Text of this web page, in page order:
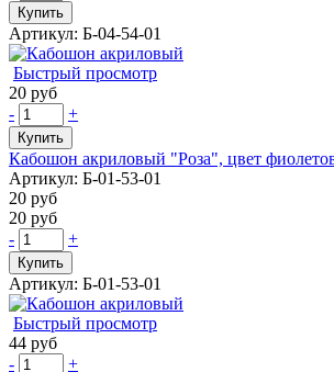
Купить
Артикул: Б-04-54-01
Быстрый просмотр
20 руб
-
+
Купить
Кабошон акриловый "Роза", цвет
Артикул: Б-01-53-01
20 руб
20 руб
-
+
Купить
Артикул: Б-01-53-01
Быстрый просмотр
44 руб
-
+